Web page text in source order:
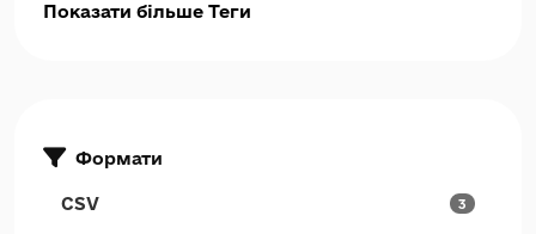
Показати більше Теги
Формати
CSV 3